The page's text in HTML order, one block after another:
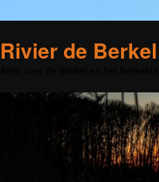
Rivier de Berkel